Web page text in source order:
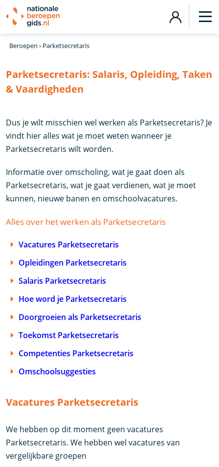
Beroepen › Parketsecretaris
Parketsecretaris: Salaris, Opleiding, Taken
& Vaardigheden
Dus je wilt misschien wel werken als Parketsecretaris? Je
vindt hier alles wat je moet weten wanneer je
Parketsecretaris wilt worden.
Informatie over omscholing, wat je gaat doen als
Parketsecretaris, wat je gaat verdienen, wat je moet
kunnen, nieuwe banen en omschoolvacatures.
Alles over het werken als Parketsecretaris
Vacatures Parketsecretaris
Opleidingen Parketsecretaris
Salaris Parketsecretaris
Hoe word je Parketsecretaris
Doorgroeien als Parketsecretaris
Toekomst Parketsecretaris
Competenties Parketsecretaris
Omschoolsuggesties
Vacatures Parketsecretaris
We hebben op dit moment geen vacatures
Parketsecretaris. We hebben wel vacatures van
vergelijkbare groepen